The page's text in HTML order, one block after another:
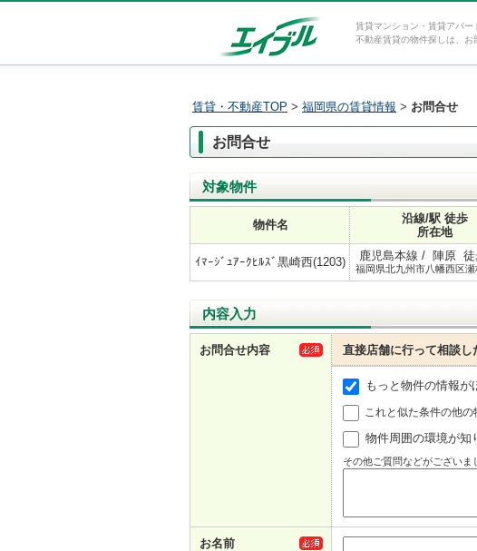
賃貸マンション・賃貸アパー
不動産賃貸の物件探しは、お
賃貸・不動産TOP > 福岡県の賃貸情報 > お問合せ
お問合せ
対象物件
物件名
沿線/駅 徒歩
所在地
ｲﾏｰｼﾞｭｱｰｸﾋﾙｽﾞ黒崎西(1203) 鹿児島本線 / 陣原 徒
福岡県北九州市八幡西区瀬
内容入力
お問合せ内容 直接店舗に行って相談し
もっと物件の情報が
これと似た条件の他
物件周囲の環境が知
その他ご質問などがございま
お名前